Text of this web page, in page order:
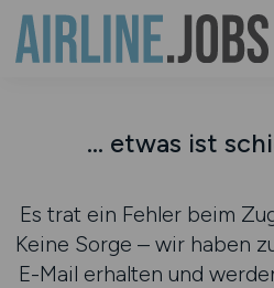
... etwas ist
Es trat ein Fehler beim
Keine Sorge – wir haben
E-Mail erhalten und